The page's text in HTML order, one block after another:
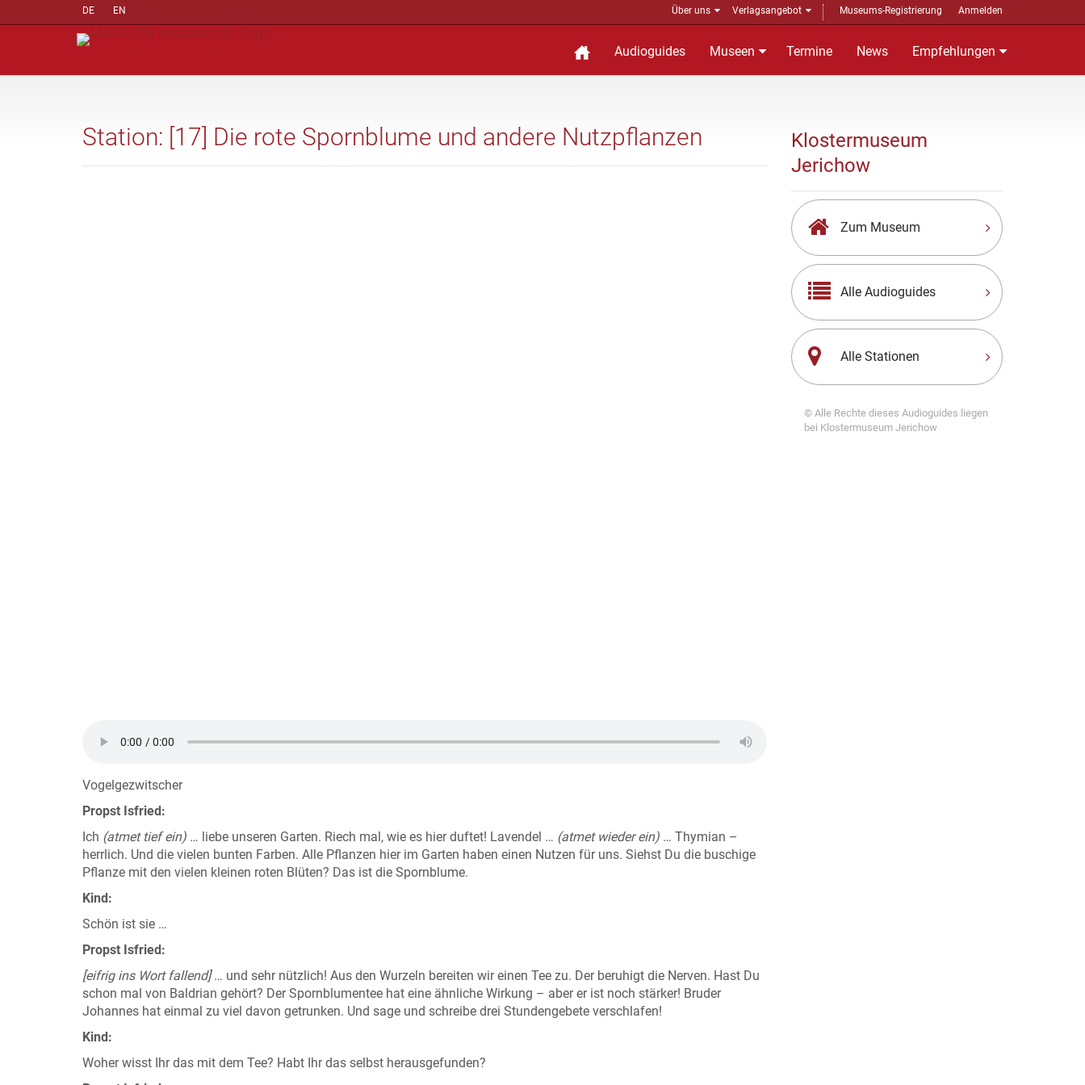
DE EN Über uns Verlagsangebot Museums-Registrierung Anmelden
Audioguides Museen Termine News Empfehlungen
Station: [17] Die rote Spornblume und andere Nutzpflanzen
Vogelgezwitscher
Propst Isfried:
Ich (atmet tief ein) … liebe unseren Garten. Riech mal, wie es hier duftet! Lavendel … (atmet wieder ein) … Thymian –
herrlich. Und die vielen bunten Farben. Alle Pflanzen hier im Garten haben einen Nutzen für uns. Siehst Du die buschige
Pflanze mit den vielen kleinen roten Blüten? Das ist die Spornblume.
Kind:
Schön ist sie …
Propst Isfried:
[eifrig ins Wort fallend]… und sehr nützlich! Aus den Wurzeln bereiten wir einen Tee zu. Der beruhigt die Nerven. Hast Du
schon mal von Baldrian gehört? Der Spornblumentee hat eine ähnliche Wirkung – aber er ist noch stärker! Bruder
Johannes hat einmal zu viel davon getrunken. Und sage und schreibe drei Stundengebete verschlafen!
Kind:
Woher wisst Ihr das mit dem Tee? Habt Ihr das selbst herausgefunden?
Klostermuseum
Jerichow
Zum Museum
Alle Audioguides
Alle Stationen
© Alle Rechte dieses Audioguides liegen
bei Klostermuseum Jerichow